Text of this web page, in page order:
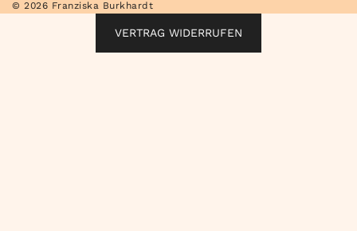
© 2026 Franziska Burkhardt
VERTRAG WIDERRUFEN